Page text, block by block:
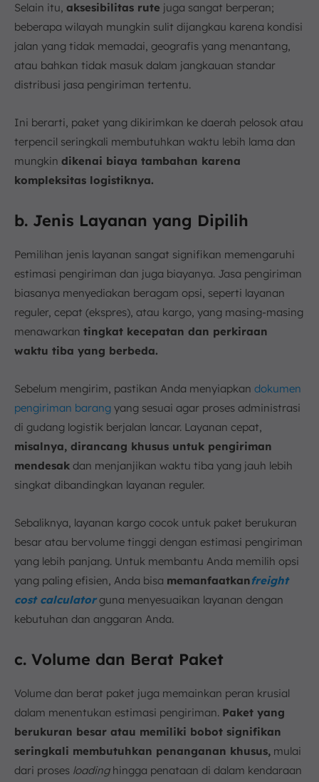
Selain itu, aksesibilitas rute juga sangat berperan;
beberapa wilayah mungkin sulit dijangkau karena kondisi
jalan yang tidak memadai, geografis yang menantang,
atau bahkan tidak masuk dalam jangkauan standar
distribusi jasa pengiriman tertentu.
Ini berarti, paket yang dikirimkan ke daerah pelosok atau
terpencil seringkali membutuhkan waktu lebih lama dan
mungkin dikenai biaya tambahan karena
kompleksitas logistiknya.
b. Jenis Layanan yang Dipilih
Pemilihan jenis layanan sangat signifikan memengaruhi
estimasi pengiriman dan juga biayanya. Jasa pengiriman
biasanya menyediakan beragam opsi, seperti layanan
reguler, cepat (ekspres), atau kargo, yang masing-masing
menawarkan tingkat kecepatan dan perkiraan
waktu tiba yang berbeda.
Sebelum mengirim, pastikan Anda menyiapkan dokumen
pengiriman barang yang sesuai agar proses administrasi
di gudang logistik berjalan lancar. Layanan cepat,
misalnya, dirancang khusus untuk pengiriman
mendesak dan menjanjikan waktu tiba yang jauh lebih
singkat dibandingkan layanan reguler.
Sebaliknya, layanan kargo cocok untuk paket berukuran
besar atau bervolume tinggi dengan estimasi pengiriman
yang lebih panjang. Untuk membantu Anda memilih opsi
yang paling efisien, Anda bisa memanfaatkanfreight
cost calculatorguna menyesuaikan layanan dengan
kebutuhan dan anggaran Anda.
c. Volume dan Berat Paket
Volume dan berat paket juga memainkan peran krusial
dalam menentukan estimasi pengiriman. Paket yang
berukuran besar atau memiliki bobot signifikan
seringkali membutuhkan penanganan khusus, mulai
dari proses loadinghingga penataan di dalam kendaraan